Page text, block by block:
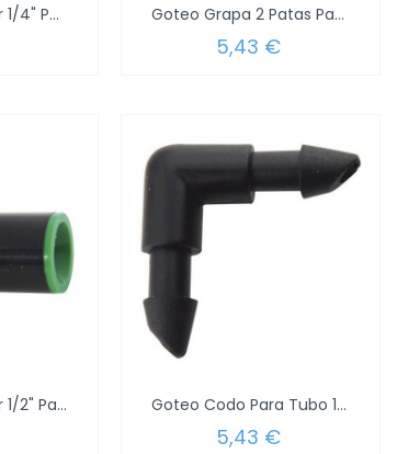
Goteo Adaptador 1/4" Para Grifo 3/4"... Goteo Grapa 2 Patas Para Tubo 1/2"...
5,43 €
Goteo Adaptador 1/2" Para Grifo 3/4"... Goteo Codo Para Tubo 1/4" (Blister 5 Piezas)
5,43 €